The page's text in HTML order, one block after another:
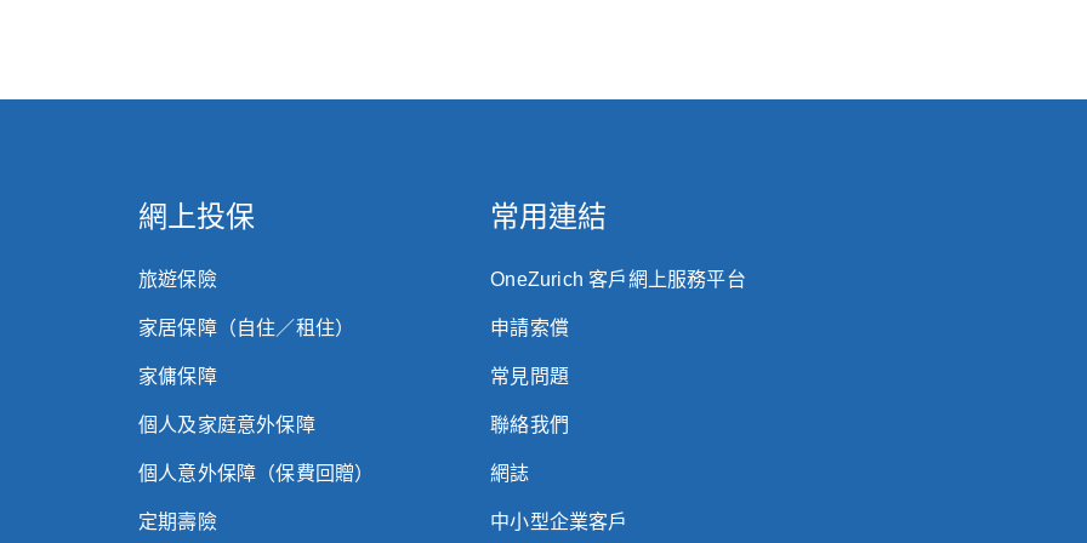
網上投保
旅遊保險
家居保障（自住／租住）
家傭保障
個人及家庭意外保障
個人意外保障（保費回贈）
定期壽險
常用連結
OneZurich 客戶網上服務平台
申請索償
常見問題
聯絡我們
網誌
中小型企業客戶